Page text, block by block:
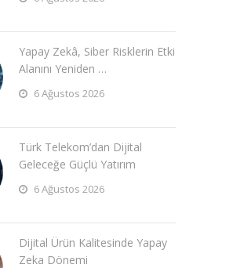
Yapay Zekâ, Siber Risklerin Etki
Alanını Yeniden …
6 Ağustos 2026
Türk Telekom’dan Dijital
Geleceğe Güçlü Yatırım
6 Ağustos 2026
Dijital Ürün Kalitesinde Yapay
Zeka Dönemi